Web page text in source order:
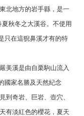
北地方的岩手縣，是一
秋冬之大溪谷。不使用
只在這猊鼻溪才有的特
嚴美溪是由自栗駒山流入
國家名勝及天然紀念
到奇岩、巨岩、壺穴、
有淡紅色的櫻花，夏天